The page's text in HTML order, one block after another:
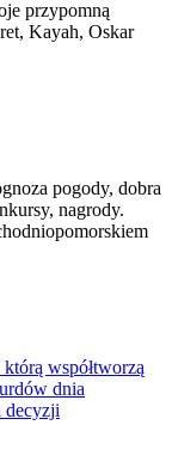
przypomną
Kayah, Oskar
pogody, dobra
nagrody.
współtworzą
dnia
decyzji